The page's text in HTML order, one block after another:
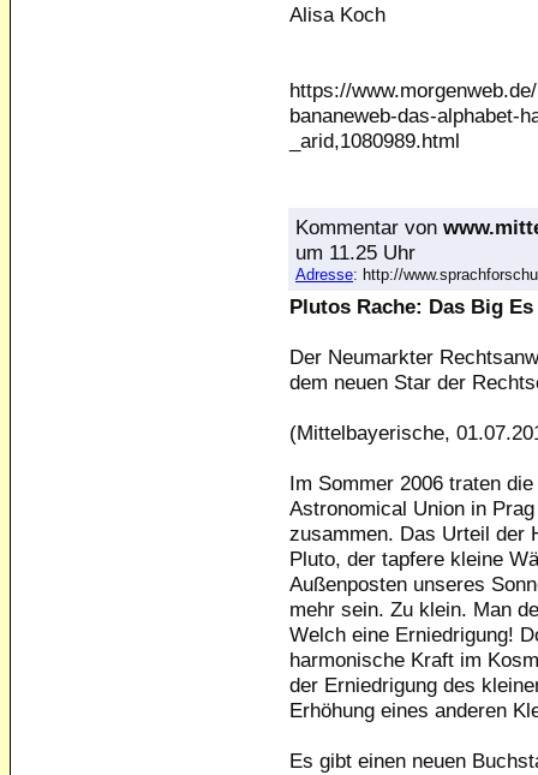
Alisa Koch
https://
bananeweb-das-alphabet-
_arid,1080989.html
Kommentar von
um 11.25 Uhr
Adresse: http://
Plutos Rache: Das Big Es
Der Neumarkter
dem neuen Star der
(Mittelbayerische,
Im Sommer 2006 traten
Astronomical Union in
zusammen. Das Urteil der
Pluto, der tapfere kleine
Außenposten unseres
mehr sein. Zu klein. Man
Welch eine Erniedrigung!
harmonische Kraft im
der Erniedrigung des
Erhöhung eines anderen
Es gibt einen neuen